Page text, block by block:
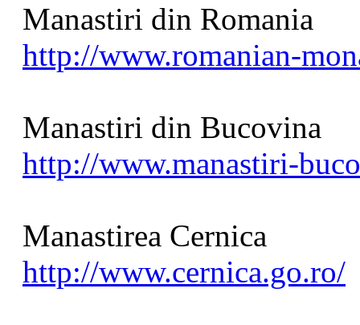
Manastiri din Romania
http://www.romanian-
Manastiri din Bucovina
http://www.manastiri-
Manastirea Cernica
http://www.cernica.go.ro/